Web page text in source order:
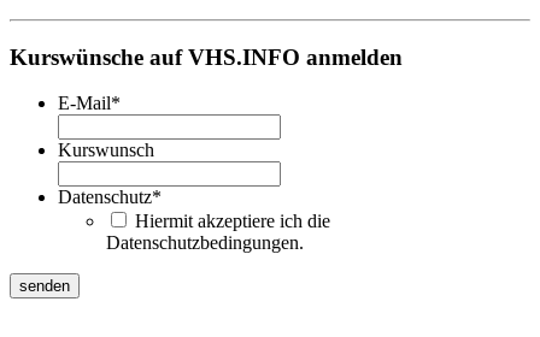
Kurswünsche auf VHS.INFO anmelden
E-Mail*
Kurswunsch
Datenschutz*
Hiermit akzeptiere ich die
Datenschutzbedingungen.